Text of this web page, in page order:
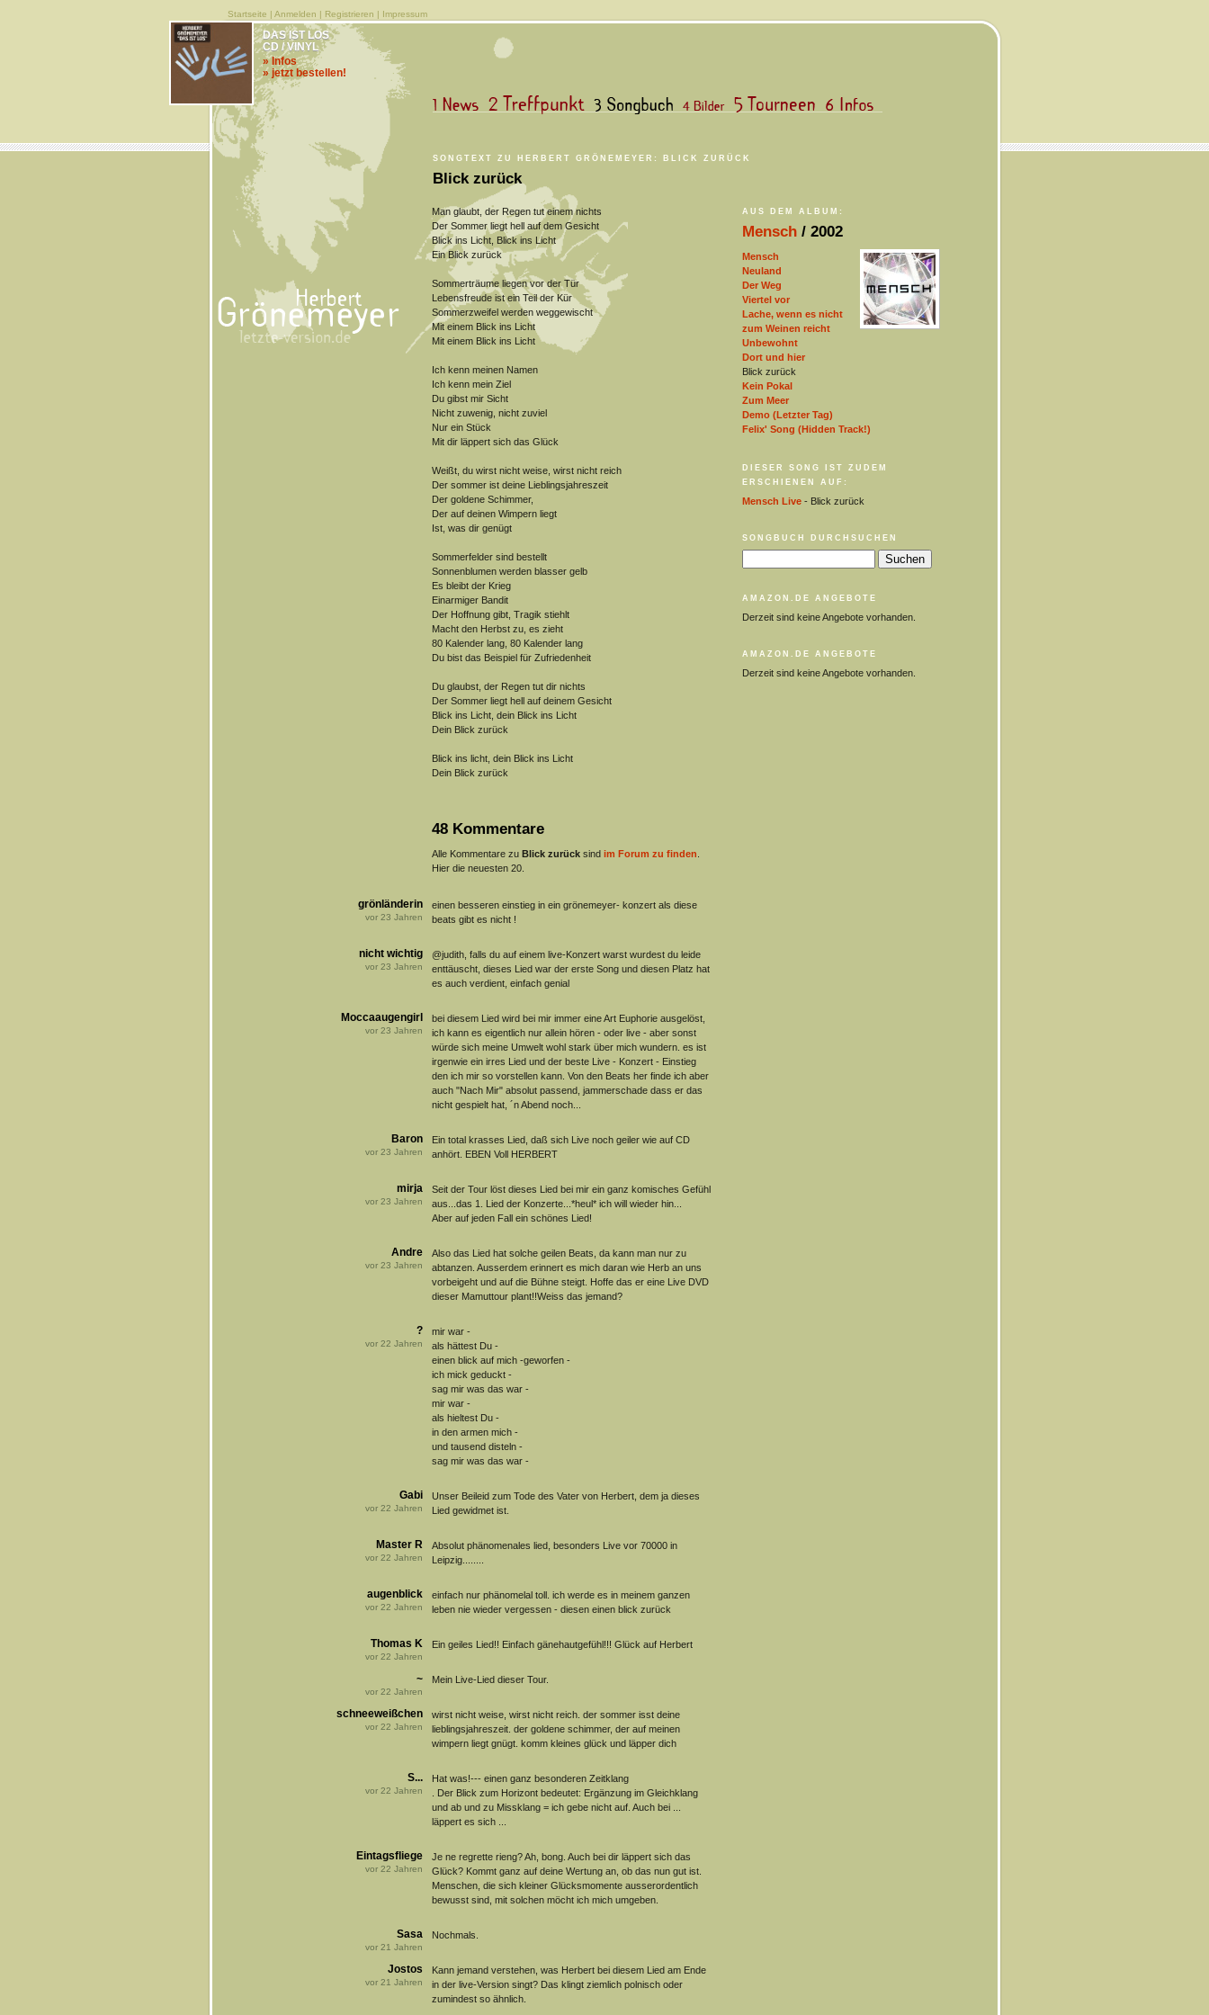
Startseite | Anmelden | Registrieren | Impressum
SONGTEXT ZU HERBERT GRÖNEMEYER: BLICK ZURÜCK
Blick zurück
DAS IST LOS
CD / VINYL
» Infos
» jetzt bestellen!
Man glaubt, der Regen tut einem nichts
Der Sommer liegt hell auf dem Gesicht
Blick ins Licht, Blick ins Licht
Ein Blick zurück
Sommerträume liegen vor der Tür
Lebensfreude ist ein Teil der Kür
Sommerzweifel werden weggewischt
Mit einem Blick ins Licht
Mit einem Blick ins Licht
Ich kenn meinen Namen
Ich kenn mein Ziel
Du gibst mir Sicht
Nicht zuwenig, nicht zuviel
Nur ein Stück
Mit dir läppert sich das Glück
Weißt, du wirst nicht weise, wirst nicht reich
Der sommer ist deine Lieblingsjahreszeit
Der goldene Schimmer,
Der auf deinen Wimpern liegt
Ist, was dir genügt
Sommerfelder sind bestellt
Sonnenblumen werden blasser gelb
Es bleibt der Krieg
Einarmiger Bandit
Der Hoffnung gibt, Tragik stiehlt
Macht den Herbst zu, es zieht
80 Kalender lang, 80 Kalender lang
Du bist das Beispiel für Zufriedenheit
Du glaubst, der Regen tut dir nichts
Der Sommer liegt hell auf deinem Gesicht
Blick ins Licht, dein Blick ins Licht
Dein Blick zurück
Blick ins licht, dein Blick ins Licht
Dein Blick zurück
48 Kommentare
Alle Kommentare zu Blick zurücksind im Forum zu finden
Hier die neuesten 20.
grönländerin
vor 23 Jahren
einen besseren einstieg in ein grönemeyer- konzert als diese
beats gibt es nicht !
nicht wichtig
vor 23 Jahren
@judith, falls du auf einem live-Konzert warst wurdest du leide
enttäuscht, dieses Lied war der erste Song und diesen Platz hat
es auch verdient, einfach genial
Moccaaugengirl
vor 23 Jahren
bei diesem Lied wird bei mir immer eine Art Euphorie ausgelöst,
ich kann es eigentlich nur allein hören - oder live - aber sonst
würde sich meine Umwelt wohl stark über mich wundern. es ist
irgenwie ein irres Lied und der beste Live - Konzert - Einstieg
den ich mir so vorstellen kann. Von den Beats her finde ich aber
auch "Nach Mir" absolut passend, jammerschade dass er das
nicht gespielt hat, ´n Abend noch...
Baron
vor 23 Jahren
Ein total krasses Lied, daß sich Live noch geiler wie auf CD
anhört. EBEN Voll HERBERT
mirja
vor 23 Jahren
Seit der Tour löst dieses Lied bei mir ein ganz komisches Gefühl
aus...das 1. Lied der Konzerte...*heul* ich will wieder hin...
Aber auf jeden Fall ein schönes Lied!
Andre
vor 23 Jahren
Also das Lied hat solche geilen Beats, da kann man nur zu
abtanzen. Ausserdem erinnert es mich daran wie Herb an uns
vorbeigeht und auf die Bühne steigt. Hoffe das er eine Live DVD
dieser Mamuttour plant!!Weiss das jemand?
?
vor 22 Jahren
mir war -
als hättest Du -
einen blick auf mich -geworfen -
ich mick geduckt -
sag mir was das war -
mir war -
als hieltest Du -
in den armen mich -
und tausend disteln -
sag mir was das war -
Gabi
vor 22 Jahren
Unser Beileid zum Tode des Vater von Herbert, dem ja dieses
Lied gewidmet ist.
Master R
vor 22 Jahren
Absolut phänomenales lied, besonders Live vor 70000 in
Leipzig........
augenblick
vor 22 Jahren
einfach nur phänomelal toll. ich werde es in meinem ganzen
leben nie wieder vergessen - diesen einen blick zurück
Thomas K
vor 22 Jahren
Ein geiles Lied!! Einfach gänehautgefühl!!! Glück auf Herbert
~
vor 22 Jahren
Mein Live-Lied dieser Tour.
schneeweißchen
vor 22 Jahren
wirst nicht weise, wirst nicht reich. der sommer isst deine
lieblingsjahreszeit. der goldene schimmer, der auf meinen
wimpern liegt gnügt. komm kleines glück und läpper dich
S...
vor 22 Jahren
Hat was!--- einen ganz besonderen Zeitklang
. Der Blick zum Horizont bedeutet: Ergänzung im Gleichklang
und ab und zu Missklang = ich gebe nicht auf. Auch bei ...
läppert es sich ...
Eintagsfliege
vor 22 Jahren
Je ne regrette rieng? Ah, bong. Auch bei dir läppert sich das
Glück? Kommt ganz auf deine Wertung an, ob das nun gut ist.
Menschen, die sich kleiner Glücksmomente ausserordentlich
bewusst sind, mit solchen möcht ich mich umgeben.
Sasa
vor 21 Jahren
Nochmals.
Jostos
vor 21 Jahren
Kann jemand verstehen, was Herbert bei diesem Lied am Ende
in der live-Version singt? Das klingt ziemlich polnisch oder
zumindest so ähnlich.
AUS DEM ALBUM:
Mensch/ 2002
Mensch
Neuland
Der Weg
Viertel vor
Lache, wenn es nicht
zum Weinen reicht
Unbewohnt
Dort und hier
Blick zurück
Kein Pokal
Zum Meer
Demo (Letzter Tag)
Felix' Song (Hidden Track!)
DIESER SONG IST ZUDEM
ERSCHIENEN AUF:
Mensch Live- Blick zurück
SONGBUCH DURCHSUCHEN
AMAZON.DE ANGEBOTE
Derzeit sind keine Angebote vorhanden.
AMAZON.DE ANGEBOTE
Derzeit sind keine Angebote vorhanden.